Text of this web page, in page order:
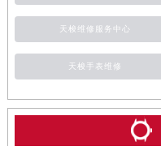
天梭维修服务中心
天梭手表维修